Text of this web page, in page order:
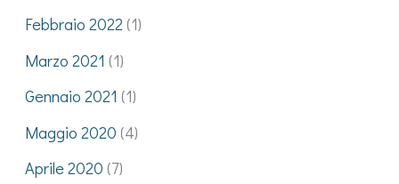
Febbraio 2022(1)
Marzo 2021 (1)
Gennaio 2021 (1)
Maggio 2020 (4)
Aprile 2020 (7)